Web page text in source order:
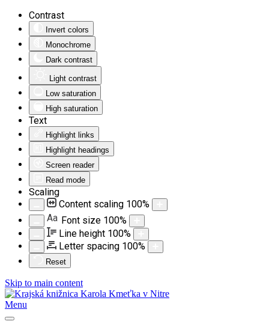
Contrast
Invert colors
Monochrome
Dark contrast
Light contrast
Low saturation
High saturation
Text
Highlight links
Highlight headings
Screen reader
Read mode
Scaling
Content scaling 100%
Aa Font size 100%
Line height 100%
Letter spacing 100%
Reset
Skip to main content
Menu